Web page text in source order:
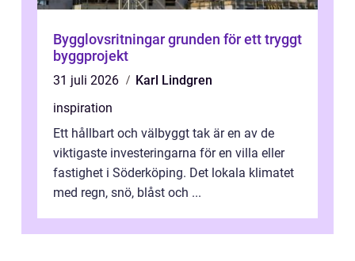
Bygglovsritningar grunden för ett tryggt
byggprojekt
31 juli 2026
Karl Lindgren
inspiration
Ett hållbart och välbyggt tak är en av de
viktigaste investeringarna för en villa eller
fastighet i Söderköping. Det lokala klimatet
med regn, snö, blåst och ...